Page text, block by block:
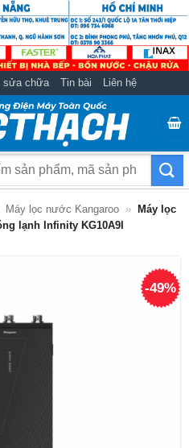
sửa chữa Tin bài Liên hệ
Máy lọc nước Kangaroo »
Máy lọc
lạnh Infinity KG10A9I
-49%